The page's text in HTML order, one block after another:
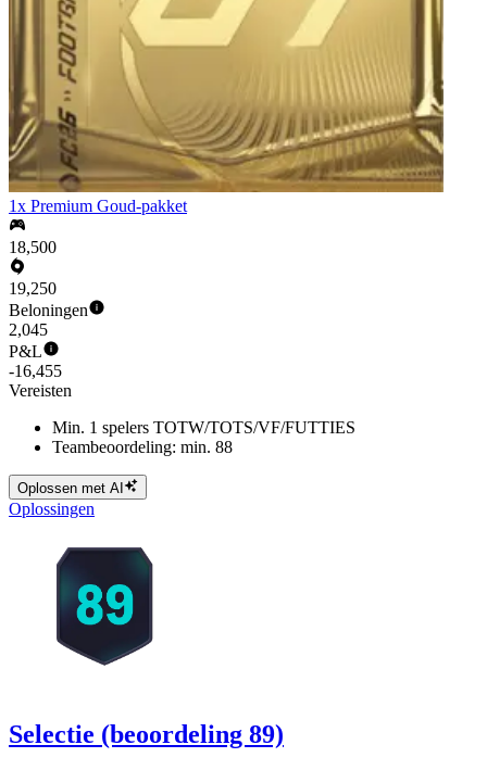
1x Premium Goud-pakket
18,500
19,250
Beloningen
2,045
P&L
-16,455
Vereisten
Min. 1 spelers TOTW/TOTS/VF/FUTTIES
Teambeoordeling: min. 88
Oplossen met AI
Oplossingen
Selectie (beoordeling 89)